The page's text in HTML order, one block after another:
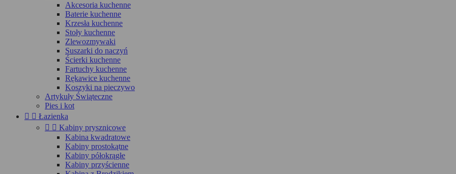
Akcesoria kuchenne
Baterie kuchenne
Krzesła kuchenne
Stoły kuchenne
Zlewozmywaki
Suszarki do naczyń
Ścierki kuchenne
Fartuchy kuchenne
Rękawice kuchenne
Koszyki na pieczywo
Artykuły Świąteczne
Pies i kot
  Łazienka
  Kabiny prysznicowe
Kabina kwadratowe
Kabiny prostokątne
Kabiny półokrągłe
Kabiny przyścienne